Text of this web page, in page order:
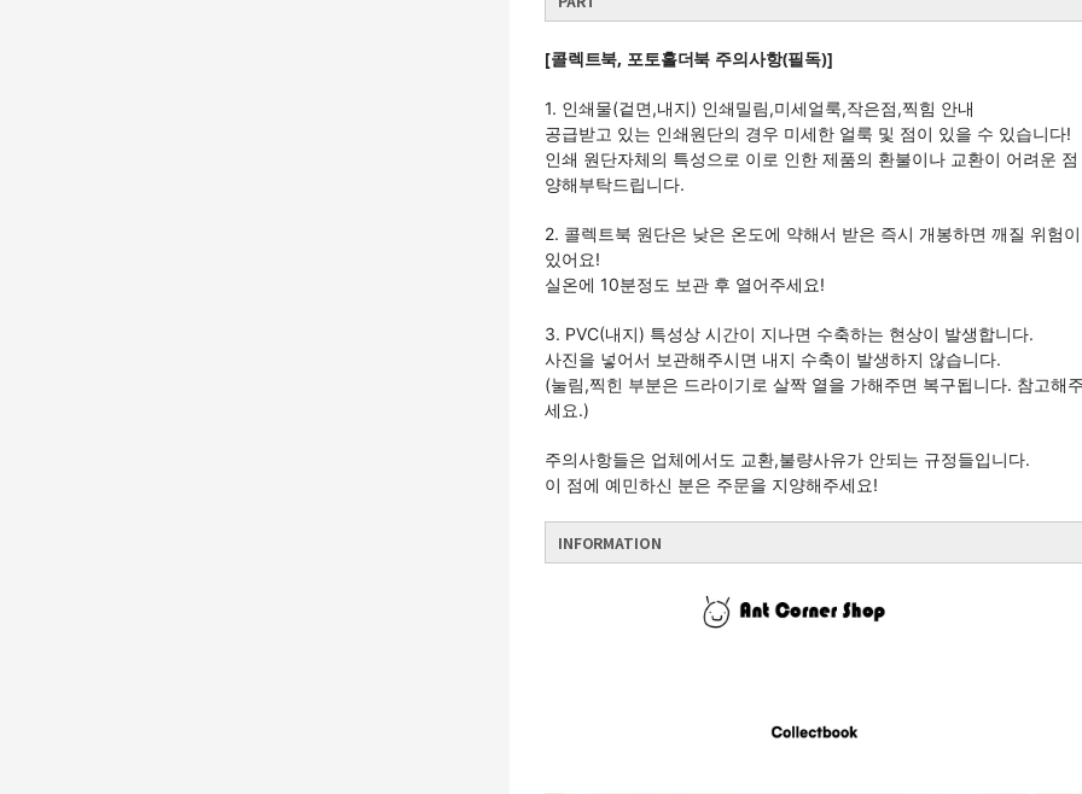
[콜렉트북, 포토홀더북 주의사항(필독)]
1. 인쇄물(겉면,내지) 인쇄밀림,미세얼룩,작은점,찍힘 안내
공급받고 있는 인쇄원단의 경우 미세한 얼룩 및 점이 있을 수 있습니다!
인쇄 원단자체의 특성으로 이로 인한 제품의 환불이나 교환이 어려운 점
양해부탁드립니다.
2. 콜렉트북 원단은 낮은 온도에 약해서 받은 즉시 개봉하면 깨질 위험이
있어요!
실온에 10분정도 보관 후 열어주세요!
3. PVC(내지) 특성상 시간이 지나면 수축하는 현상이 발생합니다.
사진을 넣어서 보관해주시면 내지 수축이 발생하지 않습니다.
(눌림,찍힌 부분은 드라이기로 살짝 열을 가해주면 복구됩니다. 참고해
세요.)
주의사항들은 업체에서도 교환,불량사유가 안되는 규정들입니다.
이 점에 예민하신 분은 주문을 지양해주세요!
INFORMATION